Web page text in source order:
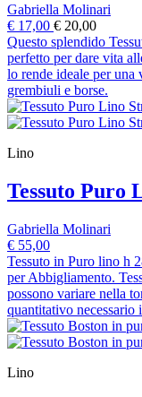
Gabriella Molinari
€ 17,00 € 20,00
Questo splendido
perfetto per dare vita
lo rende ideale per una
grembiuli e borse.
Lino
Tessuto Puro
Gabriella Molinari
€ 55,00
Tessuto in Puro lino h
per Abbigliamento.
possono variare nella
quantitativo necessario
Lino